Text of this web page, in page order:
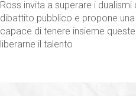
Ross invita a superare i
dibattito pubblico e propone
capace di tenere insieme
liberarne il talento